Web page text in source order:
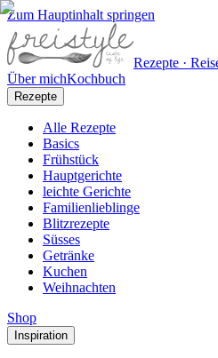
Zum Hauptinhalt springen
Rezepte ·
Über michKochbuch
Rezepte
Alle Rezepte
Basics
Frühstück
Hauptgerichte
leichte Gerichte
Familienlieblinge
Blitzrezepte
Süsses
Getränke
Kuchen
Weihnachten
Shop
Inspiration